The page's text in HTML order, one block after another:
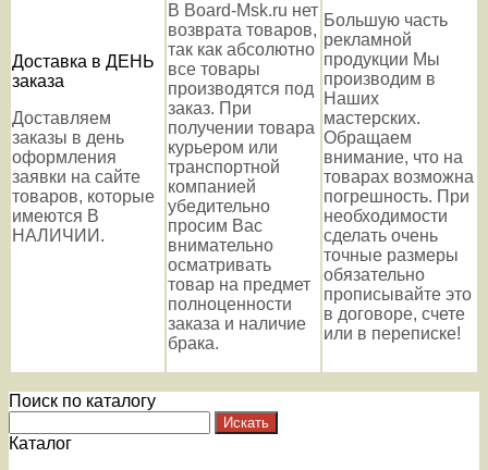
Доставка в ДЕНЬ
заказа
Доставляем
заказы в день
оформления
заявки на сайте
товаров, которые
имеются В
НАЛИЧИИ.
В Board-Msk.ru нет
возврата товаров,
так как абсолютно
все товары
производятся под
заказ. При
получении товара
курьером или
транспортной
компанией
убедительно
просим Вас
внимательно
осматривать
товар на предмет
полноценности
заказа и наличие
брака.
Большую часть
рекламной
продукции Мы
производим в
Наших
мастерских.
Обращаем
внимание, что на
товарах возможна
погрешность. При
необходимости
сделать очень
точные размеры
обязательно
прописывайте это
в договоре, счете
или в переписке!
Поиск по каталогу
Каталог